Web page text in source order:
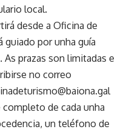
local.
desde a Oficina de
guiado por unha guía
As prazas son limitadas e
no correo
de cada unha
un teléfono de